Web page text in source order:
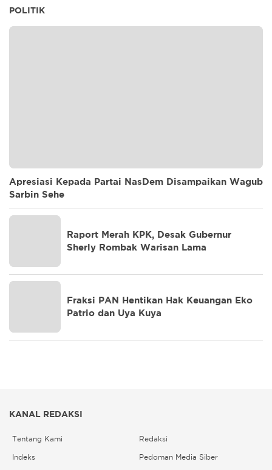
POLITIK
Apresiasi Kepada Partai NasDem Disampaikan Wagub
Sarbin Sehe
Raport Merah KPK, Desak Gubernur
Sherly Rombak Warisan Lama
Fraksi PAN Hentikan Hak Keuangan Eko
Patrio dan Uya Kuya
KANAL REDAKSI
Tentang Kami Redaksi
Indeks Pedoman Media Siber